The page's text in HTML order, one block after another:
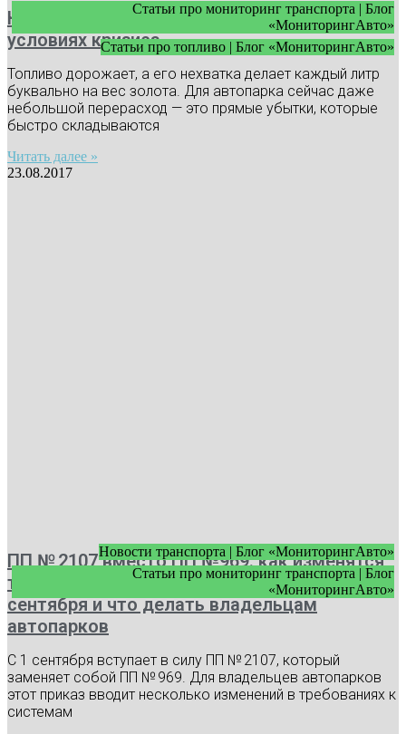
Статьи про мониторинг транспорта | Блог
«МониторингАвто»
Статьи про топливо | Блог «МониторингАвто»
Как экономить топливо в автопарке в
условиях кризиса
Топливо дорожает, а его нехватка делает каждый литр
буквально на вес золота. Для автопарка сейчас даже
небольшой перерасход — это прямые убытки, которые
быстро складываются
Читать далее »
23.08.2017
Новости транспорта | Блог «МониторингАвто»
Статьи про мониторинг транспорта | Блог
«МониторингАвто»
ПП № 2107 вместо ПП №969: как изменятся
требования к видеонаблюдению с 1
сентября и что делать владельцам
автопарков
С 1 сентября вступает в силу ПП № 2107, который
заменяет собой ПП № 969. Для владельцев автопарков
этот приказ вводит несколько изменений в требованиях к
системам